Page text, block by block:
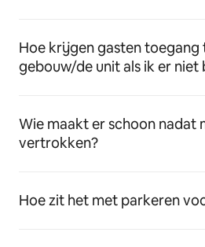
Hoe krijgen gasten
gebouw/de unit als ik er niet
Wie maakt er schoon nadat
vertrokken?
Hoe zit het met parkeren